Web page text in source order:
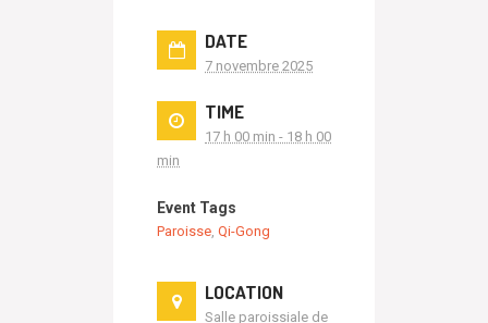
DATE
7 novembre 2025
TIME
17 h 00 min - 18 h 00
min
Event Tags
Paroisse Qi-Gong
LOCATION
Salle paroissiale de